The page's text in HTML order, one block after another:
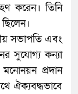
করেন। তিনি
সভাপতি এবং
সুযোগ্য কন্যা
প্রদান
ঐক্যবদ্ধভাবে